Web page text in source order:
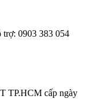
0903 383 054
TP.HCM cấp ngày